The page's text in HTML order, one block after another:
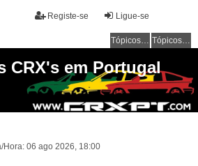
Ligue-se
Registe-se
Tópicos sem resposta Tópicos ativos
CRX's em Portugal
Hora: 06 ago 2026, 18:00